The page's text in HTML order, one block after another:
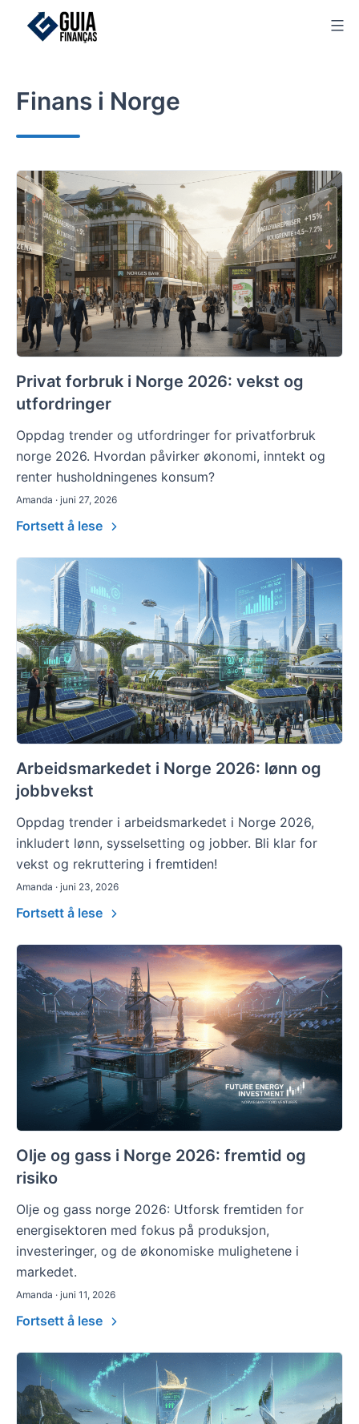
Finans i Norge
Privat forbruk i Norge 2026: vekst og
utfordringer
Oppdag trender og utfordringer for privatforbruk
norge 2026. Hvordan påvirker økonomi, inntekt og
renter husholdningenes konsum?
Amanda · juni 27, 2026
Fortsett å lese
Arbeidsmarkedet i Norge 2026: lønn og
jobbvekst
Oppdag trender i arbeidsmarkedet i Norge 2026,
inkludert lønn, sysselsetting og jobber. Bli klar for
vekst og rekruttering i fremtiden!
Amanda · juni 23, 2026
Fortsett å lese
Olje og gass i Norge 2026: fremtid og
risiko
Olje og gass norge 2026: Utforsk fremtiden for
energisektoren med fokus på produksjon,
investeringer, og de økonomiske mulighetene i
markedet.
Amanda · juni 11, 2026
Fortsett å lese